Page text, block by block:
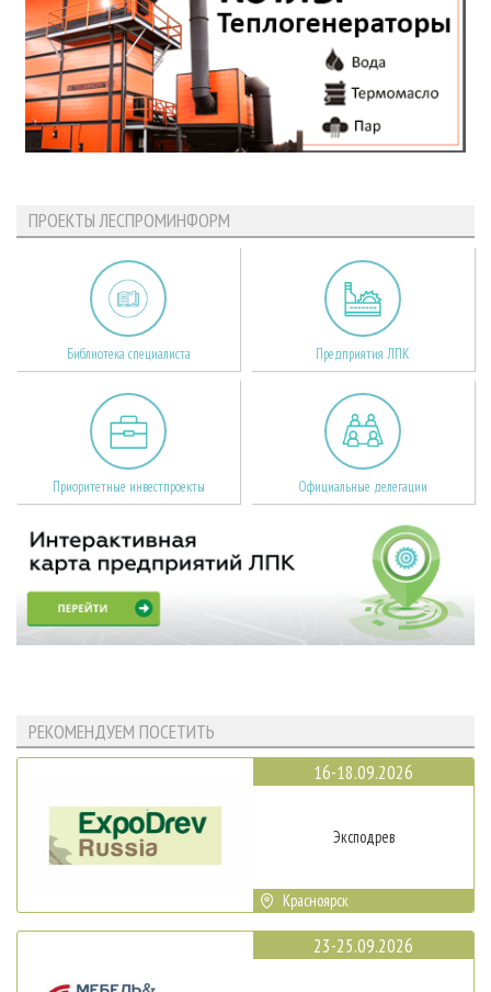
ПРОЕКТЫ ЛЕСПРОМИНФОРМ
Библиотека специалиста Предприятия ЛПК
Приоритетные инвестпроекты Официальные делегации
РЕКОМЕНДУЕМ ПОСЕТИТЬ
16-18.09.2026
Эксподрев
Красноярск
23-25.09.2026